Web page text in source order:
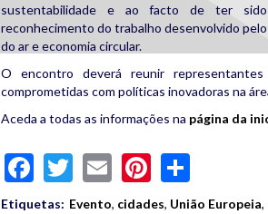
sustentabilidade e ao facto de ter
reconhecimento do trabalho desenvolvido
do ar e economia circular.
O encontro deverá reunir
comprometidas com políticas inovadoras na
Aceda a todas as informações na página da
Facebook
Twitter
EmailPinterest
Etiquetas: Evento, cidades, União Europeia,